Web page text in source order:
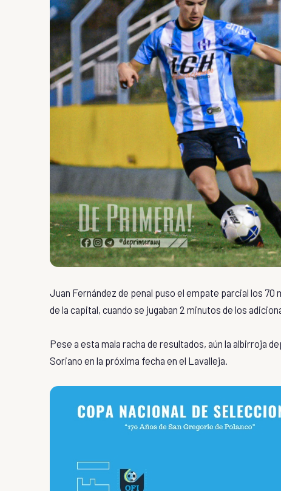
Juan Fernández de penal puso el empate parcial los
de la capital, cuando se jugaban 2 minutos de los
Pese a esta mala racha de resultados, aún la albirroja
Soriano en la próxima fecha en el Lavalleja.